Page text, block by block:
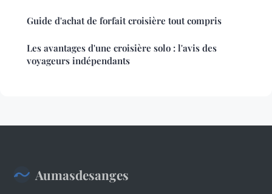
Guide d'achat de forfait croisière tout compris
Les avantages d'une croisière solo : l'avis des
voyageurs indépendants
Aumasdesanges